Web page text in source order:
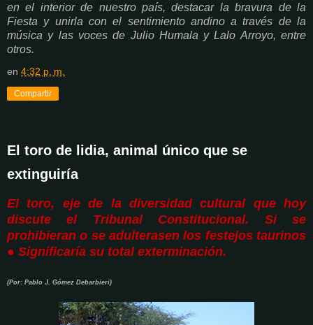
en el interior de nuestro país, destacar la bravura de la
Fiesta y unirla con el sentimiento andino a través de la
música y las voces de Julio Humala y Lalo Arroyo, entre
otros.
en 4:32 p. m.
Compartir
El toro de lidia, animal único que se
extinguiría
El toro, eje de la diversidad cultural que hoy
discute el Tribunal Constitucional. Si se
prohibieran o se adulterasen los festejos taurinos
● Significaría su total exterminación.
(Por: Pablo J. Gómez Debarbieri)